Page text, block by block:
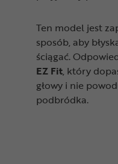
Ten model jest
sposób, aby
ściągać.
EZ Fit, który
głowy i nie
podbródka.